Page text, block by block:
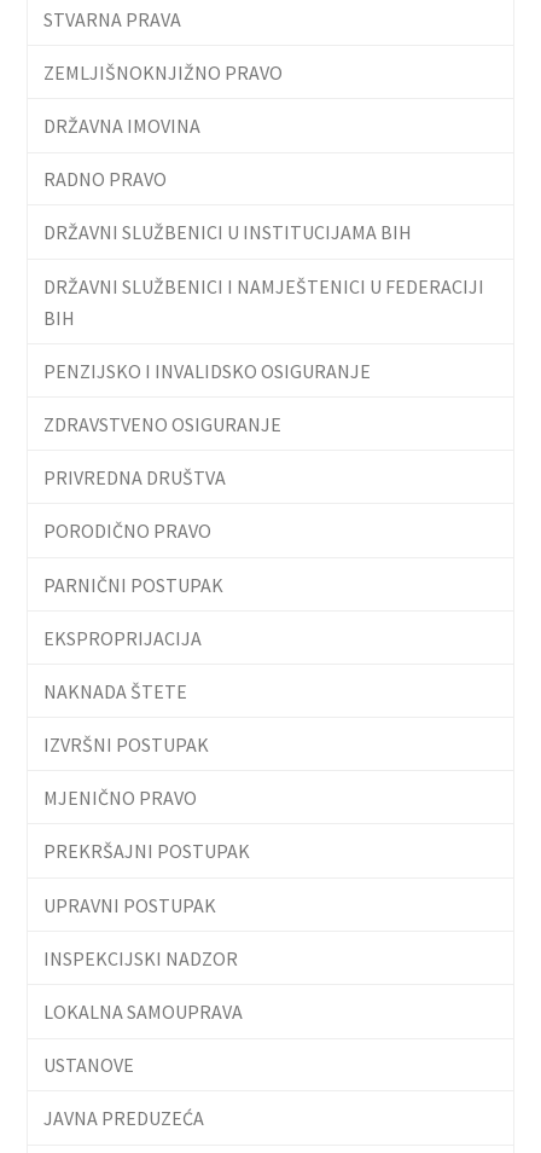
STVARNA PRAVA
ZEMLJIŠNOKNJIŽNO PRAVO
DRŽAVNA IMOVINA
RADNO PRAVO
DRŽAVNI SLUŽBENICI U INSTITUCIJAMA BIH
DRŽAVNI SLUŽBENICI I NAMJEŠTENICI U FEDERACIJI
BIH
PENZIJSKO I INVALIDSKO OSIGURANJE
ZDRAVSTVENO OSIGURANJE
PRIVREDNA DRUŠTVA
PORODIČNO PRAVO
PARNIČNI POSTUPAK
EKSPROPRIJACIJA
NAKNADA ŠTETE
IZVRŠNI POSTUPAK
MJENIČNO PRAVO
PREKRŠAJNI POSTUPAK
UPRAVNI POSTUPAK
INSPEKCIJSKI NADZOR
LOKALNA SAMOUPRAVA
USTANOVE
JAVNA PREDUZEĆA